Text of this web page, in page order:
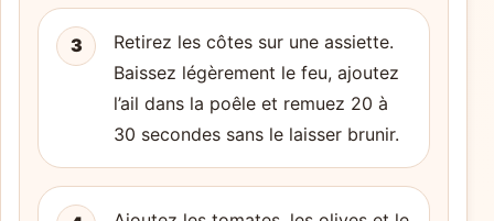
3
Retirez les côtes sur une assiette.
Baissez légèrement le feu, ajoutez
l’ail dans la poêle et remuez 20 à
30 secondes sans le laisser brunir.